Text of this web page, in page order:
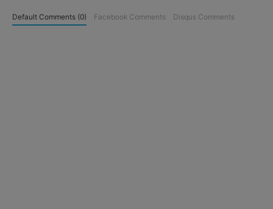
Default Comments (0) Facebook Comments Disqus Comments